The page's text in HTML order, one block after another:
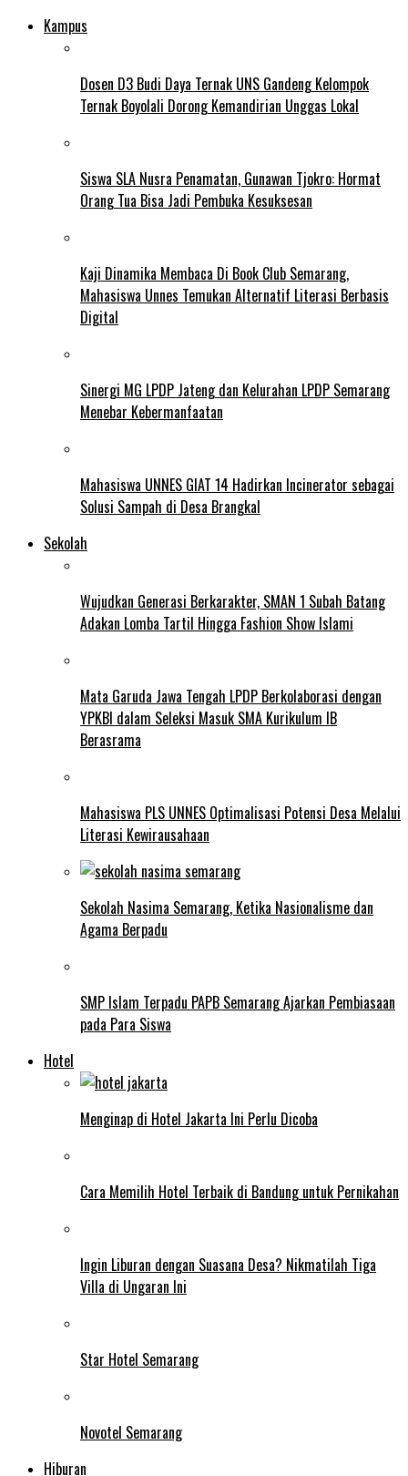
Kampus
Dosen D3 Budi Daya Ternak UNS Gandeng Kelompok
Ternak Boyolali Dorong Kemandirian Unggas Lokal
Siswa SLA Nusra Penamatan, Gunawan Tjokro: Hormat
Orang Tua Bisa Jadi Pembuka Kesuksesan
Kaji Dinamika Membaca Di Book Club Semarang,
Mahasiswa Unnes Temukan Alternatif Literasi Berbasis
Digital
Sinergi MG LPDP Jateng dan Kelurahan LPDP Semarang
Menebar Kebermanfaatan
Mahasiswa UNNES GIAT 14 Hadirkan Incinerator sebagai
Solusi Sampah di Desa Brangkal
Sekolah
Wujudkan Generasi Berkarakter, SMAN 1 Subah Batang
Adakan Lomba Tartil Hingga Fashion Show Islami
Mata Garuda Jawa Tengah LPDP Berkolaborasi dengan
YPKBI dalam Seleksi Masuk SMA Kurikulum IB
Berasrama
Mahasiswa PLS UNNES Optimalisasi Potensi Desa Melalui
Literasi Kewirausahaan
Sekolah Nasima Semarang, Ketika Nasionalisme dan
Agama Berpadu
SMP Islam Terpadu PAPB Semarang Ajarkan Pembiasaan
pada Para Siswa
Hotel
Menginap di Hotel Jakarta Ini Perlu Dicoba
Cara Memilih Hotel Terbaik di Bandung untuk Pernikahan
Ingin Liburan dengan Suasana Desa? Nikmatilah Tiga
Villa di Ungaran Ini
Star Hotel Semarang
Novotel Semarang
Hiburan